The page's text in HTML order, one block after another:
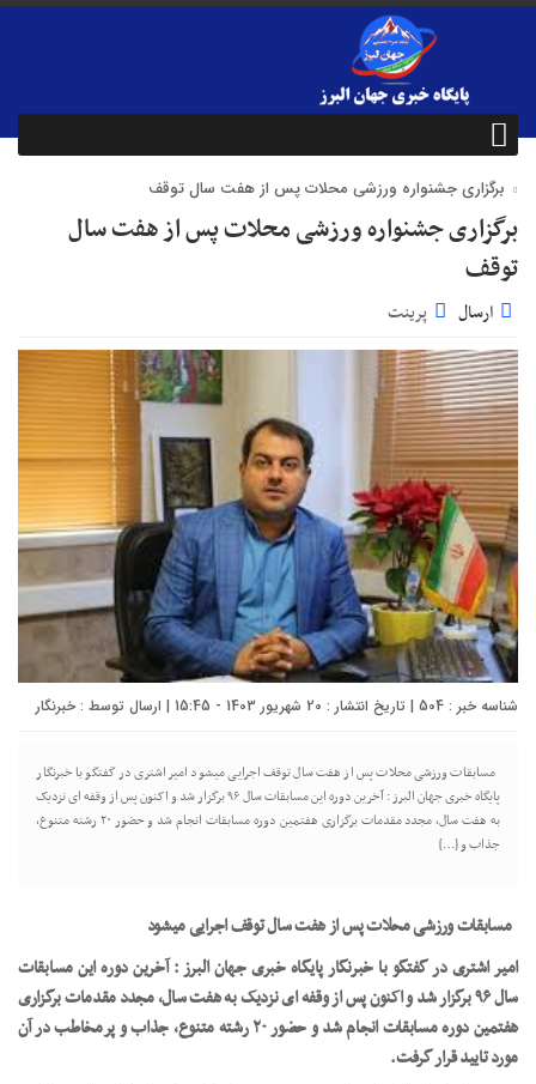
برگزاری جشنواره ورزشی محلات پس از هفت سال توقف
برگزاری جشنواره ورزشی محلات پس از هفت سال
توقف
ارسال پرینت
شناسه خبر : 504 | تاریخ انتشار : 20 شهریور 1403 - 15:45 | ارسال توسط : خبرنگار
مسابقات ورزشی محلات پس از هفت سال توقف اجرایی میشود امیر اشتری در گفتگو با خبرنگار
پایگاه خبری جهان البرز : آخرین دوره این مسابقات سال ۹۶ برگزار شد و اکنون پس از وقفه ای نزدیک
به هفت سال، مجدد مقدمات برگزاری هفتمین دوره مسابقات انجام شد و حضور ۲۰ رشته متنوع،
جذاب و […]
مسابقات ورزشیمحلات پس از هفت سال توقف اجرایی میشود
امیر اشتری در گفتگو با خبرنگار پایگاه خبری جهان البرز : آخرین دوره این مسابقات
سال ۹۶ برگزار شد و اکنون پس از وقفه ای نزدیک به هفت سال، مجدد مقدمات برگزاری
هفتمین دوره مسابقات انجام شد و حضور ۲۰ رشته متنوع، جذاب و پرمخاطب در آن
مورد تایید قرار گرفت.